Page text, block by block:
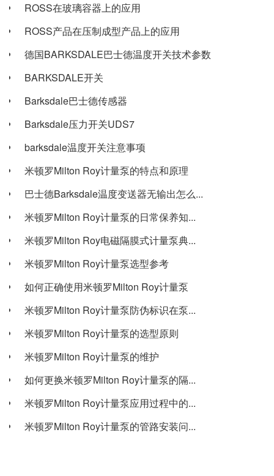
ROSS在玻璃容器上的应用
ROSS产品在压制成型产品上的应用
德国BARKSDALE巴士德温度开关技术参数
BARKSDALE开关
Barksdale巴士德传感器
Barksdale压力开关UDS7
barksdale温度开关注意事项
米顿罗Milton Roy计量泵的特点和原理
巴士德Barksdale温度变送器无输出怎么...
米顿罗Milton Roy计量泵的日常保养知...
米顿罗Milton Roy电磁隔膜式计量泵典...
米顿罗Milton Roy计量泵选型参考
如何正确使用米顿罗Milton Roy计量泵
米顿罗Milton Roy计量泵防伪标识在泵...
米顿罗Milton Roy计量泵的选型原则
米顿罗Milton Roy计量泵的维护
如何更换米顿罗Milton Roy计量泵的隔...
米顿罗Milton Roy计量泵应用过程中的...
米顿罗Milton Roy计量泵的管路安装问...